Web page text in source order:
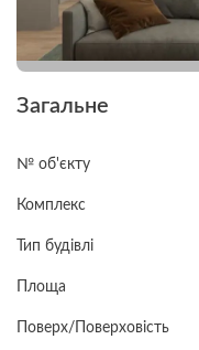
Загальне
№ об'єкту
Комплекс
Тип будівлі
Площа
Поверх/Поверховість